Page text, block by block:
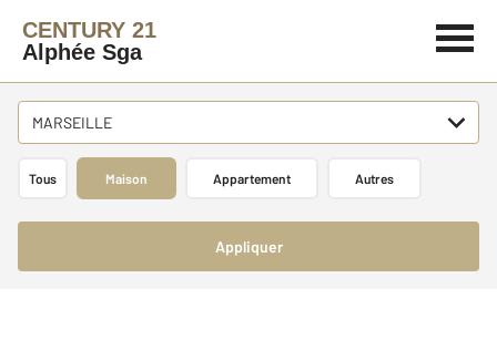
CENTURY 21
Alphée Sga
MARSEILLE
Tous Maison Appartement Autres
Appliquer